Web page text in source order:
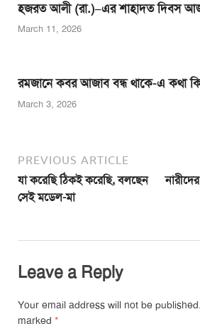
হজরত আলী (রা.)–এর শাহাদত দিবস
March 11, 2026
রমজানে কবর আজাব বন্ধ থাকে-এ কথা
March 3, 2026
PREVIOUS ARTICLE
যা করেছি ঠিকই করেছি, বলছেন
সেই মডেল-মা
Leave a Reply
Your email address will not be published.
marked *